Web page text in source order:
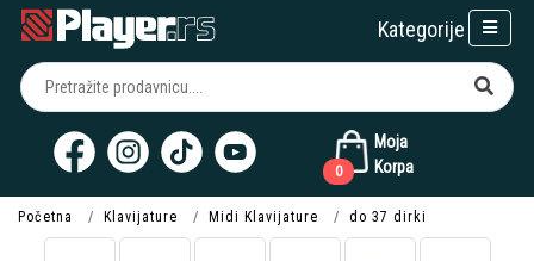
Moja
Korpa
0
Kategorije
Početna Klavijature Midi Klavijature do 37 dirki